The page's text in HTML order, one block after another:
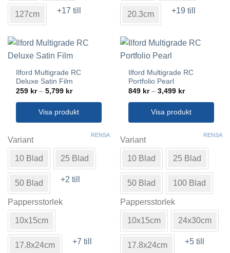
väljas
på
produktsidan
127cm +17 till
väljas
på
produktsidan
20.3cm +19 till
Ilford Multigrade RC
Deluxe Satin Film
259 kr – 5,799 krPrisintervall:
till
5,799 kr
Visa produkt
här
produkten
har
flera
varianter.
De
olika
kan
väljas
på
Variant
10 Blad 25 Blad
50 Blad +2 till
Pappersstorlek
10x15cm
17.8x24cm +7 till
RENSA
Ilford Multigrade RC
Portfolio Pearl
849 kr – 3,499 krPrisintervall:
till
3,499 kr
Visa produkt
här
produkten
har
flera
varianter.
De
olika
kan
väljas
på
Variant
10 Blad 25 Blad
50 Blad 100 Blad
Pappersstorlek
10x15cm 24x30cm
17.8x24cm +5 till
RENSA